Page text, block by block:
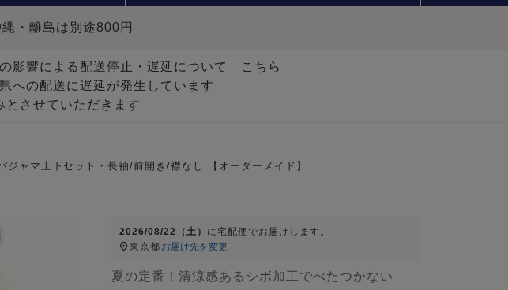
・離島は別途800円
影響による配送停止・遅延について
こちら
への配送に遅延が発生しています
とさせていただきます
ジャマ上下セット・長袖/前開き/襟なし 【オーダーメイド】
2026/08/22（土） に宅配便 でお届けします。
東京都 お届け先を変更
夏の定番！清涼感あるシボ加工でべたつかない